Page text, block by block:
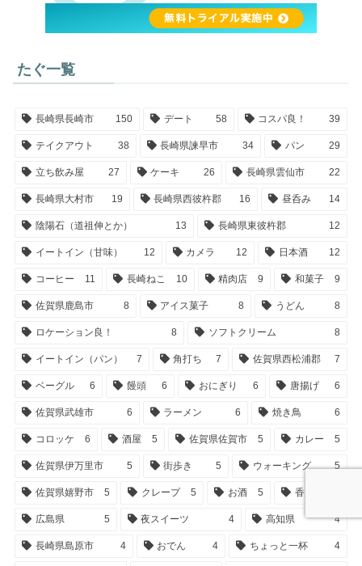
たぐ一覧
長崎県長崎市 150 デート 58 コスパ良！ 39
テイクアウト 38 長崎県諫早市 34 パン 29
立ち飲み屋 27 ケーキ 26 長崎県雲仙市 22
長崎県大村市 19 長崎県西彼杵郡 16 昼呑み 14
陰陽石（道祖伸とか） 13 長崎県東彼杵郡 12
イートイン（甘味） 12 カメラ 12 日本酒 12
コーヒー 11 長崎ねこ 10 精肉店 9 和菓子 9
佐賀県鹿島市 8 アイス菓子 8 うどん 8
ロケーション良！ 8 ソフトクリーム 8
イートイン（パン） 7 角打ち 7 佐賀県西松浦郡 7
ベーグル 6 饅頭 6 おにぎり 6 唐揚げ 6
佐賀県武雄市 6 ラーメン 6 焼き鳥 6
コロッケ 6 酒屋 5 佐賀県佐賀市 5 カレー 5
佐賀県伊万里市 5 街歩き 5 ウォーキング 5
佐賀県嬉野市 5 クレープ 5 お酒 5 香川県
広島県 5 夜スイーツ 4 高知県 4
長崎県島原市 4 おでん 4 ちょっと一杯 4